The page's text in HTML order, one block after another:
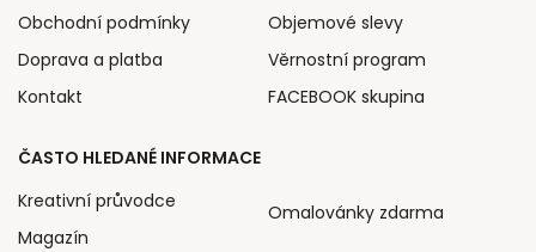
Obchodní podmínky
Doprava a platba
Kontakt
Objemové slevy
Věrnostní program
FACEBOOK skupina
ČASTO HLEDANÉ INFORMACE
Kreativní průvodce
Magazín
Omalovánky zdarma